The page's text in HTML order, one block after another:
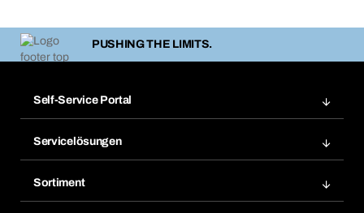
PUSHING THE LIMITS.
Self-Service Portal
Merklisten
Nachbestellung
Servicelösungen
Sortiment